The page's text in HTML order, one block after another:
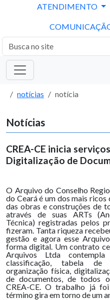
ATENDIMENTO
notícias notícia
Notícias
CREA-CE inicia
Digitalização de
O Arquivo do Conselho
do Ceará é um dos mais
das obras e construções de
através de suas ARTs
Técnica) registradas pelos
fizeram. Tanta riqueza
gestão e agora esse
forma digital. Um contrato
Arquivos Ltda
classificação, tabela de
organização física,
de documentos, de todos
CREA-CE. O trabalho já
término gira em torno de um